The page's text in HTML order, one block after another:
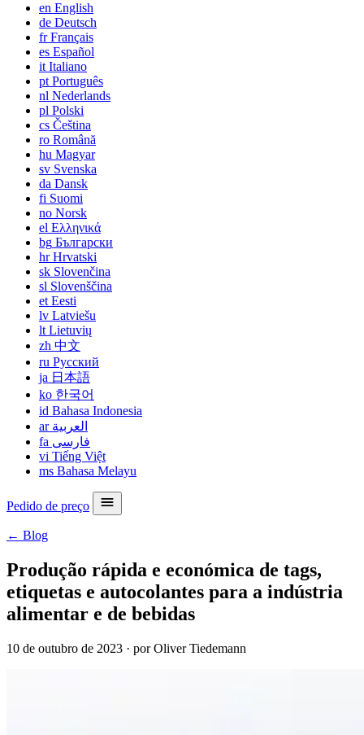
en English
de Deutsch
frFrançais
es Español
it Italiano
pt Português
nl Nederlands
pl Polski
cs Čeština
ro Română
hu Magyar
sv Svenska
da Dansk
fi Suomi
no Norsk
el Ελληνικά
bg Български
hrHrvatski
sk Slovenčina
sl Slovenščina
et Eesti
lv Latviešu
lt Lietuvių
zh 中文
ru Русский
ja 日本語
ko 한국어
id Bahasa Indonesia
ar العربية
fa فارسی
vi Tiếng Việt
ms Bahasa Melayu
Pedido de preço
← Blog
Produção rápida e económica de tags,
etiquetas e autocolantes para a indústria
alimentar e de bebidas
10 de outubro de 2023 · por Oliver Tiedemann